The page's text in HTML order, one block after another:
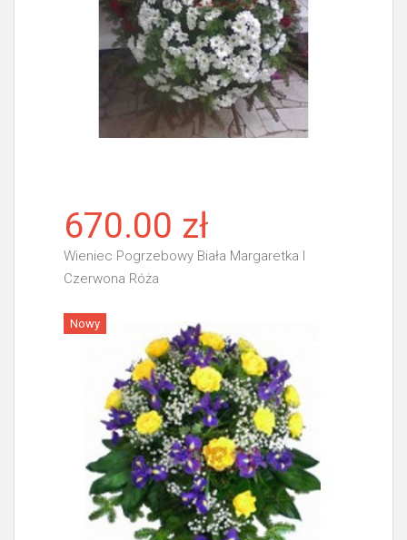
670.00 zł
Wieniec Pogrzebowy Biała Margaretka I
Czerwona Róża
Więcej
Nowy